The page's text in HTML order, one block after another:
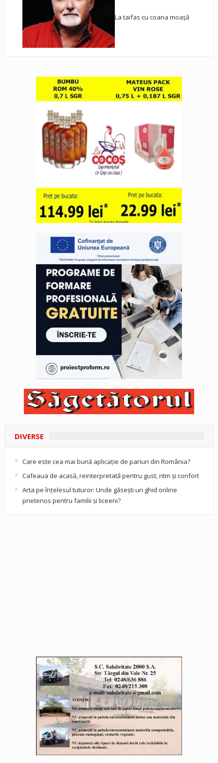
La taifas cu coana moașă
DIVERSE
Care este cea mai bună aplicație de pariuri din România?
Cafeaua de acasă, reinterpretată pentru gust, ritm și confort
Arta pe înțelesul tuturor: Unde găsești un ghid online
prietenos pentru familii și liceeni?